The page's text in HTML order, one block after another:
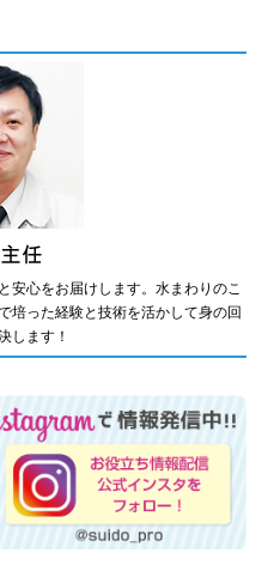
安心をお届けします。水まわりのこ
培った経験と技術を活かして身の回
します！